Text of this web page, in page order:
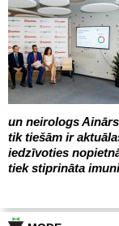
un neirologs
tik tiešām ir
iedzīvoties
tiek stiprināta